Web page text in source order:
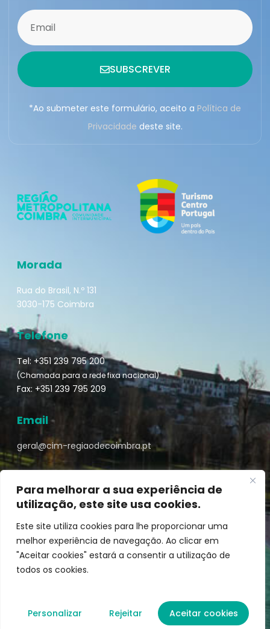
Para melhorar a sua experiência de
utilização, este site usa cookies.
Este site utiliza cookies para lhe proporcionar uma
melhor experiência de navegação. Ao clicar em
"Aceitar cookies" estará a consentir a utilização de
todos os cookies.
Personalizar Rejeitar Aceitar cookies
SUBSCREVER
*Ao submeter este formulário, aceito a Política de
Privacidade deste site.
Morada
Rua do Brasil, N.º 131
3030-175 Coimbra
Telefone
Tel: +351 239 795 200
(Chamada para a rede fixa nacional)
Fax: +351 239 795 209
Email
geral@cim-regiaodecoimbra.pt
Turismo de Coimbra © || Desenvolvido por